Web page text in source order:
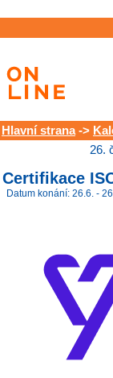
Hlavní strana->
26.
Certifikace
Datum konání: 26.6. -